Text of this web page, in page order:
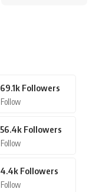
69.1k Followers
Follow
56.4k Followers
Follow
4.4k Followers
Follow